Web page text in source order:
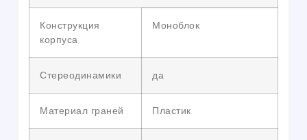
Конструкция
корпуса
Моноблок
Стереодинамики да
Материал граней Пластик